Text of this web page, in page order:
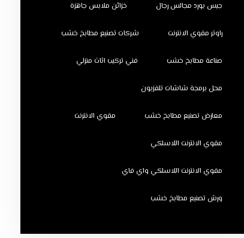
جبس بورد مجالس رجال خزائن ملابس جاهزة
راوتر مقوي الانترنت شركات تصنيع مطابخ خشب
صناعة مطابخ خشب فني تركيب اثاث منزلي
محل برمجة شاشات تلفزيون
معارض تصنيع مطابخ خشب مقوي الانترنت
مقوي الانترنت اللاسلكي
مقوي الانترنت اللاسلكي واي فاي
ورش تصنيع مطابخ خشب